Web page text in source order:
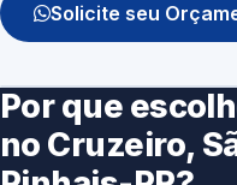
Solicite seu
Por que
no Cruzeiro,